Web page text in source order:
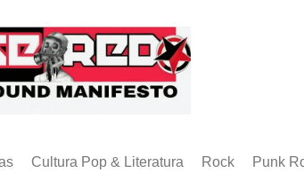
Cultura Pop & Literatura Rock Punk